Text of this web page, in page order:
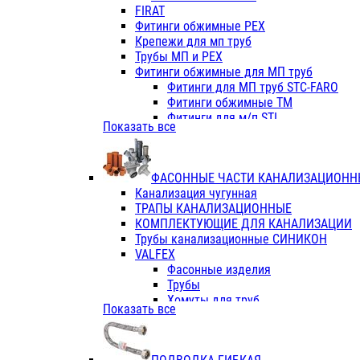
Фитинги ПП белые
Фитинги ПП белые
Фитинги ППс металл.белые
VALFEX
Трубы PE-RT
Трубы ПП водопровод белые
Трубы ПП водопровод серые
Трубы армированные
Трубы армированные
Фитинги с металл. серые
Фитинги ПП (серые)
Фитинги ПП белые
Краны
Фитинги ПП (белые)
Фитинги ПП с металлом белые
ПК КОНТУР
Краны полипропиленовые
Трубы полипропиленивые
FIRAT
Фитинги обжимные PEX
Крепежи для мп труб
Трубы МП и PEX
Фитинги обжимные для МП труб
Фитинги для МП труб STC-FARO
Фитинги обжимные ТМ
Фитинги для м/п STI
Фитинги для МП труб TITAN
TK
VALFEX
Показать все
ФАСОННЫЕ ЧАСТИ
Канализация чугунная
ТРАПЫ КАНАЛИЗАЦИОННЫЕ
КОМПЛЕКТУЮЩИЕ ДЛЯ КАНАЛИЗАЦИИ
Трубы канализационные СИНИКОН
VALFEX
Фасонные изделия
Трубы
Хомуты для труб
ПВХ (стройполимер)
Показать все